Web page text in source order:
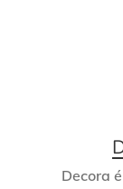
Decora